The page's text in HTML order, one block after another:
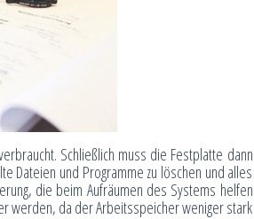
Schließlich muss die Festplatte dann
Dateien und Programme zu löschen und alles
die beim Aufräumen des Systems helfen
werden, da der Arbeitsspeicher weniger stark